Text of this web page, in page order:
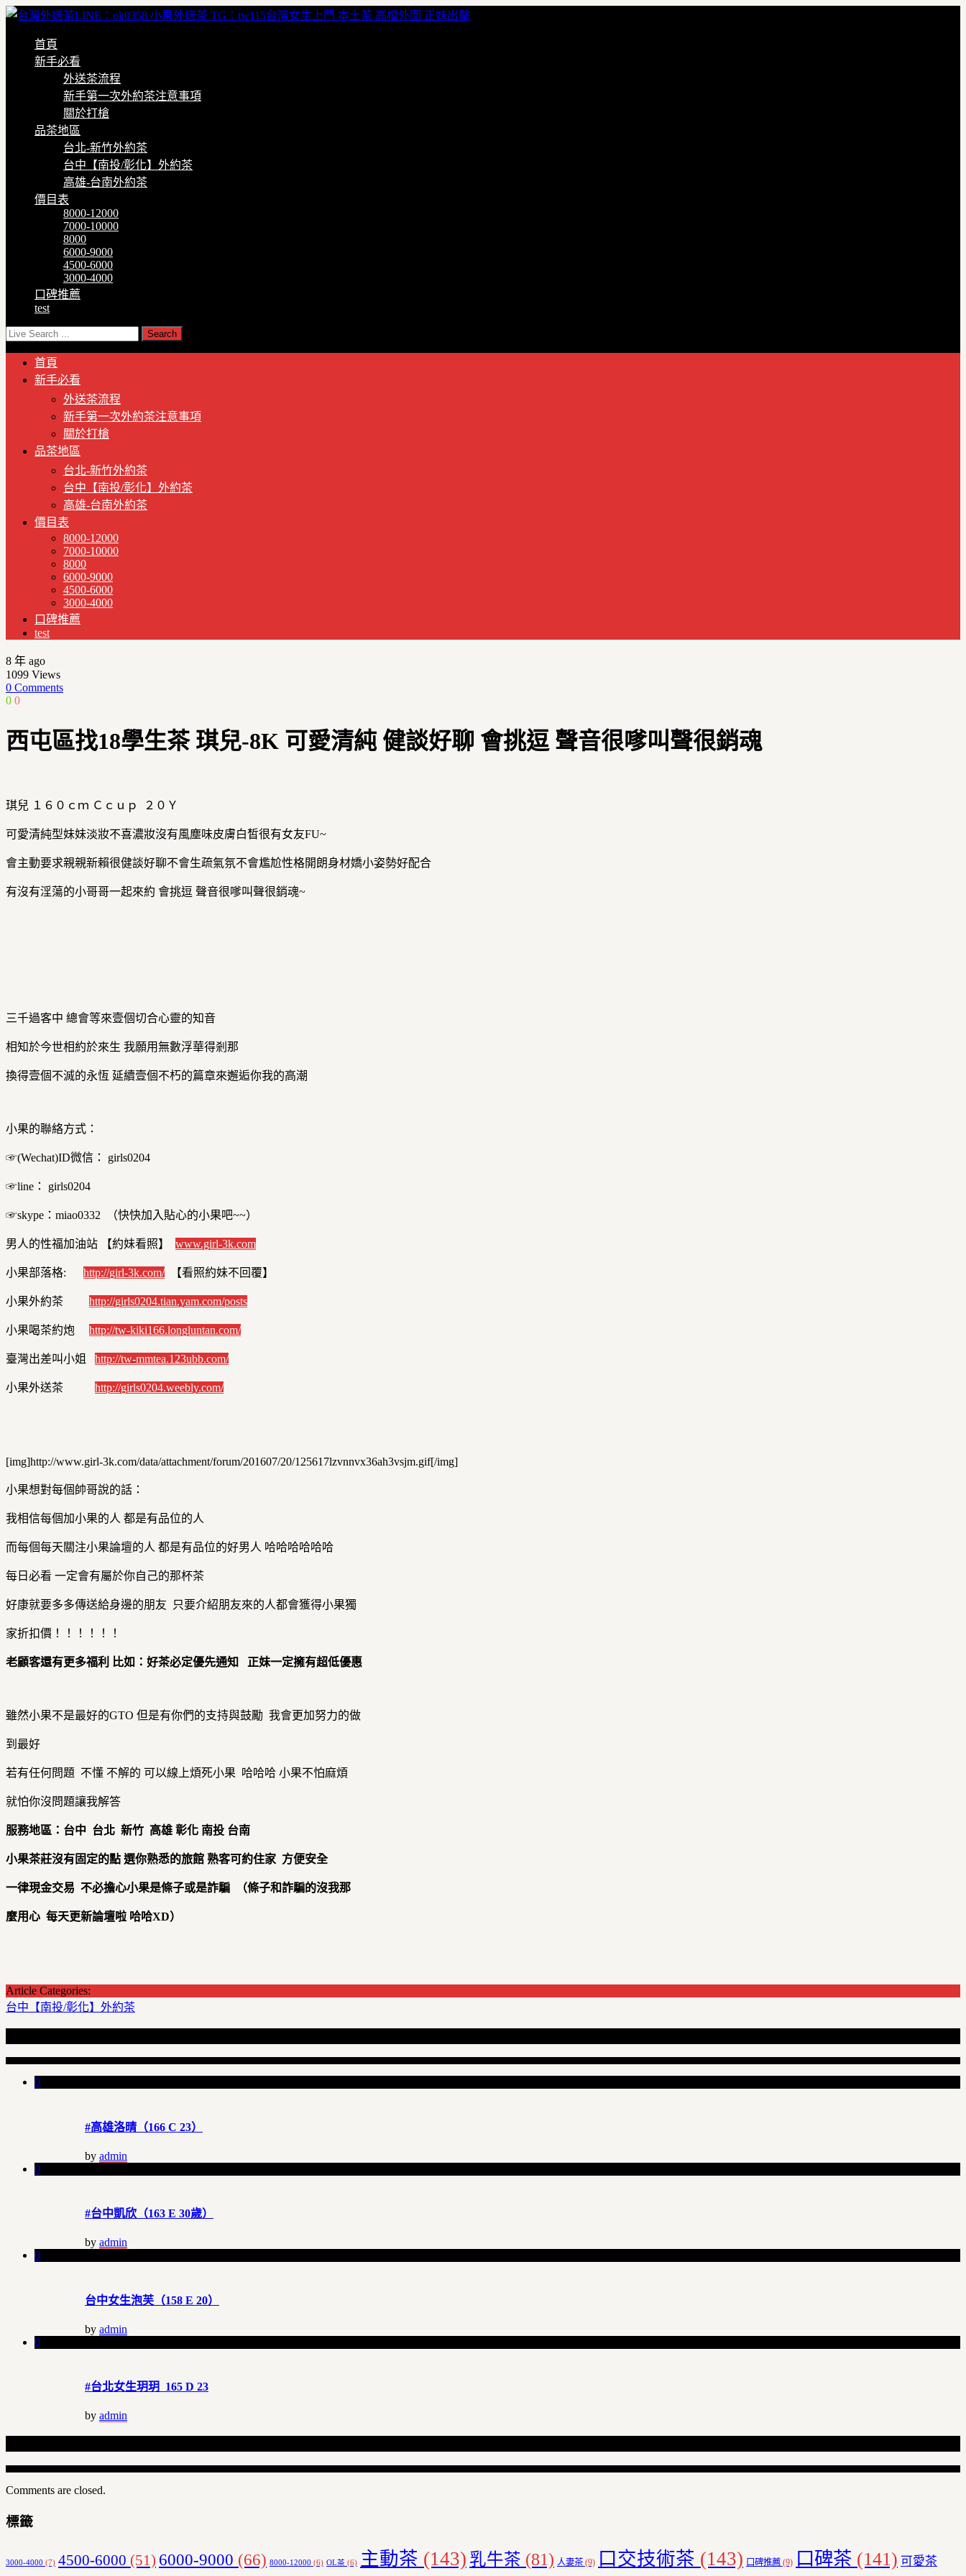
首頁
新手必看
外送茶流程
新手第一次外約茶注意事項
關於打槍
品茶地區
台北-新竹外約茶
台中【南投/彰化】外約茶
高雄-台南外約茶
價目表
8000-12000
7000-10000
8000
6000-9000
4500-6000
3000-4000
口碑推薦
test
首頁
新手必看
外送茶流程
新手第一次外約茶注意事項
關於打槍
品茶地區
台北-新竹外約茶
台中【南投/彰化】外約茶
高雄-台南外約茶
價目表
8000-12000
7000-10000
8000
6000-9000
4500-6000
3000-4000
口碑推薦
test
8 年 ago
1099 Views
0 Comments
0 0
西屯區找18學生茶 琪兒-8K 可愛清純 健談好聊 會挑逗 聲音很嗲叫聲很銷魂
琪兒 １６０ｃｍ Ｃｃｕｐ ２０Ｙ
可愛清純型妹妹淡妝不喜濃妝沒有風塵味皮膚白皙很有女友FU~
會主動要求親親新賴很健談好聊不會生疏氣氛不會尷尬性格開朗身材嬌小姿勢好配合
有沒有淫蕩的小哥哥一起來約 會挑逗 聲音很嗲叫聲很銷魂~
三千過客中 總會等來壹個切合心靈的知音
相知於今世相約於來生 我願用無數浮華得剎那
換得壹個不滅的永恆 延續壹個不朽的篇章來邂逅你我的高潮
小果的聯絡方式：
☞(Wechat)ID微信： girls0204
☞line： girls0204
☞skype：miao0332 （快快加入貼心的小果吧~~）
男人的性福加油站 【約妹看照】 www.girl-3k.com
小果部落格: http://girl-3k.com/ 【看照約妹不回覆】
小果外約茶 http://girls0204.tian.yam.com/posts
小果喝茶約炮 http://tw-kiki166.longluntan.com/
臺灣出差叫小姐 http://tw-mmtea.123ubb.com/
小果外送茶 http://girls0204.weebly.com/
[img]http://www.girl-3k.com/data/attachment/forum/201607/20/125617lzvnnvx36ah3vsjm.gif[/img]
小果想對每個帥哥說的話：
我相信每個加小果的人 都是有品位的人
而每個每天關注小果論壇的人 都是有品位的好男人 哈哈哈哈哈哈
每日必看 一定會有屬於你自己的那杯茶
好康就要多多傳送給身邊的朋友 只要介紹朋友來的人都會獲得小果獨
家折扣價！！！！！！
老顧客還有更多福利 比如：好茶必定優先通知 正妹一定擁有超低優惠
雖然小果不是最好的GTO 但是有你們的支持與鼓勵 我會更加努力的做
到最好
若有任何問題 不懂 不解的 可以線上煩死小果 哈哈哈 小果不怕麻煩
就怕你沒問題讓我解答
服務地區：台中 台北 新竹 高雄 彰化 南投 台南
小果茶莊沒有固定的點 選你熟悉的旅館 熟客可約住家 方便安全
一律現金交易 不必擔心小果是條子或是詐騙 （條子和詐騙的沒我那
麼用心 每天更新論壇啦 哈哈XD）
Article Categories:
台中【南投/彰化】外約茶
0
#高雄洛晴（166 C 23）
by admin
0
#台中凱欣（163 E 30歲）
by admin
0
台中女生泡芙（158 E 20）
by admin
0
#台北女生玥玥 165 D 23
by admin
Comments are closed.
標籤
3000-4000 (7) 4500-6000 (51) 6000-9000 (66) 8000-12000 (6) OL茶 (6) 主動茶 (143) 乳牛茶 (81) 人妻茶 (9) 口交技術茶 (143) 口碑推薦 (9) 口碑茶 (141) 可愛茶